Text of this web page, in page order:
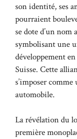
son identité, ses
pourraient
se dote d’un
symbolisant une
développement
Suisse. Cette
s’imposer
automobile.
La révélation du
première